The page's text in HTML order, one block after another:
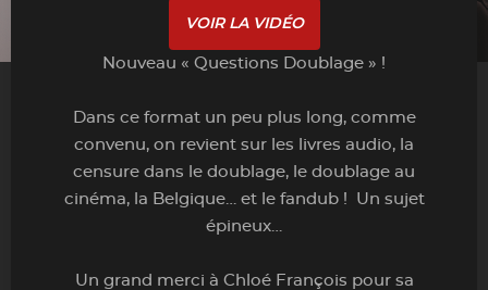
VOIR LA VIDÉO
Nouveau « Questions Doublage » !
Dans ce format un peu plus long, comme
convenu, on revient sur les livres audio, la
censure dans le doublage, le doublage au
cinéma, la Belgique… et le fandub ! Un sujet
épineux…
Un grand merci à Chloé François pour sa